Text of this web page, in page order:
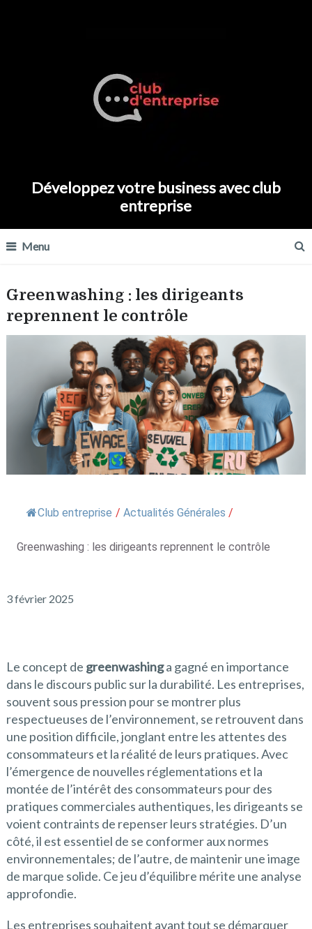
Développez votre business avec club
entreprise
Menu
Greenwashing : les dirigeants
reprennent le contrôle
Club entreprise / Actualités Générales /
Greenwashing : les dirigeants reprennent le contrôle
3 février 2025
Le concept de greenwashinga gagné en importance
dans le discours public sur la durabilité. Les entreprises,
souvent sous pression pour se montrer plus
respectueuses de l’environnement, se retrouvent dans
une position difficile, jonglant entre les attentes des
consommateurs et la réalité de leurs pratiques. Avec
l’émergence de nouvelles réglementations et la
montée de l’intérêt des consommateurs pour des
pratiques commerciales authentiques, les dirigeants se
voient contraints de repenser leurs stratégies. D’un
côté, il est essentiel de se conformer aux normes
environnementales; de l’autre, de maintenir une image
de marque solide. Ce jeu d’équilibre mérite une analyse
approfondie.
Les entreprises souhaitent avant tout se démarquer